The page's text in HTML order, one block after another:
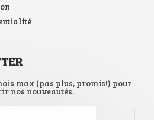
max (pas plus, promis!) pour
nos nouveautés.